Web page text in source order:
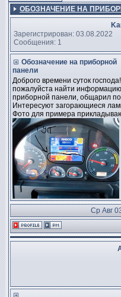
ОБОЗНАЧЕНИЕ НА
Зарегистрирован: 03.08.2022
Сообщения: 1
Обозначение на приборной
панели
Доброго времени суток
пожалуйста найти
приборной панели, общарил
Интересуют загорающиеся
Фото для примера
Ср Авг